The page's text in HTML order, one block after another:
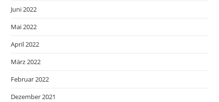
Juni 2022
Mai 2022
April 2022
März 2022
Februar 2022
Dezember 2021